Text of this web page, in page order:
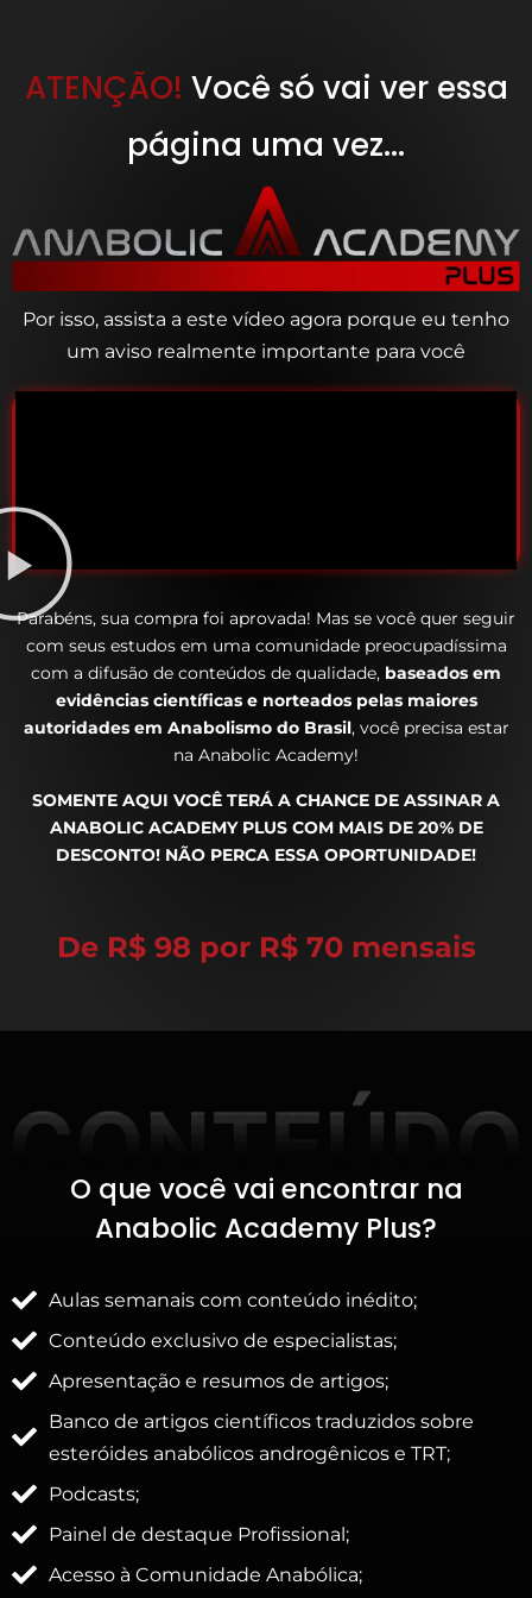
ATENÇÃO! Você só vai ver essa
página uma vez...
Por isso, assista a este vídeo agora porque eu tenho
um aviso realmente importante para você
Parabéns, sua compra foi aprovada! Mas se você quer seguir
com seus estudos em uma comunidade preocupadíssima
com a difusão de conteúdos de qualidade, baseados em
evidências científicas e norteados pelas maiores
autoridades em Anabolismo do Brasil, você precisa estar
na Anabolic Academy!
SOMENTE AQUI VOCÊ TERÁ A CHANCE DE ASSINAR A
ANABOLIC ACADEMY PLUS COM MAIS DE 20% DE
DESCONTO! NÃO PERCA ESSA OPORTUNIDADE!
De R$ 98 por R$ 70 mensais
O que você vai encontrar na
Anabolic Academy Plus?
Aulas semanais com conteúdo inédito;
Conteúdo exclusivo de especialistas;
Apresentação e resumos de artigos;
Banco de artigos científicos traduzidos sobre
esteróides anabólicos androgênicos e TRT;
Podcasts;
Painel de destaque Profissional;
Acesso à Comunidade Anabólica;